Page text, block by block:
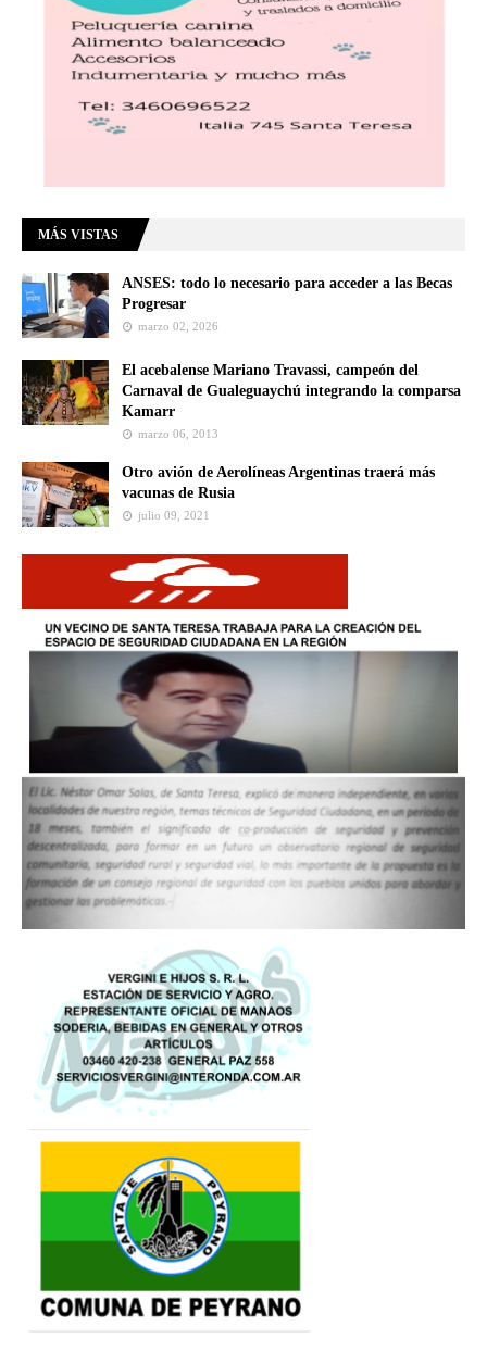
MÁS VISTAS
ANSES: todo lo necesario para acceder a las Becas
Progresar
marzo 02, 2026
El acebalense Mariano Travassi, campeón del
Carnaval de Gualeguaychú integrando la comparsa
Kamarr
marzo 06, 2013
Otro avión de Aerolíneas Argentinas traerá más
vacunas de Rusia
julio 09, 2021